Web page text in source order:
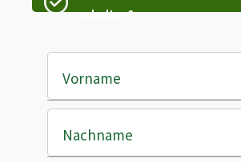
erhalten?
Vorname
Nachname